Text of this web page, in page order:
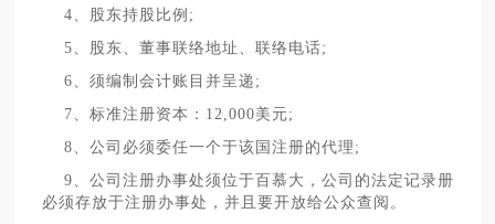
4、股东持股比例;
5、股东、董事联络地址、联络电话;
6、须编制会计账目并呈递;
7、标准注册资本：12,000美元;
8、公司必须委任一个于该国注册的代理;
9、公司注册办事处须位于百慕大，公司的法定记录册
必须存放于注册办事处，并且要开放给公众查阅。